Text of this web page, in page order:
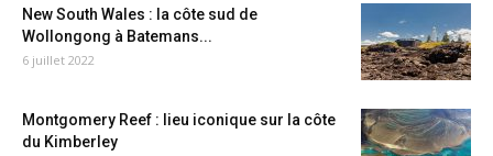
New South Wales : la côte sud de
Wollongong à Batemans...
6 juillet 2022
Montgomery Reef : lieu iconique sur la côte
du Kimberley